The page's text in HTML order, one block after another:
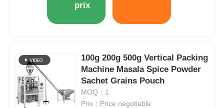
Visite de l'usine
Contrôle de qualité
Nous contacter
prix
100g 200g 500g Vertical Packing
Machine Masala Spice Powder
Sachet Grains Pouch
MOQ：1
Prix：Price negotiable